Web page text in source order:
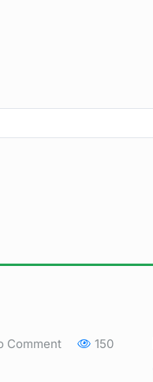
Comment 150